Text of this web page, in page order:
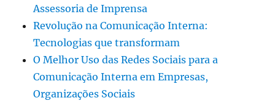
Assessoria de Imprensa
Revolução na Comunicação Interna:
Tecnologias que transformam
O Melhor Uso das Redes Sociais para a
Comunicação Interna em Empresas,
Organizações Sociais